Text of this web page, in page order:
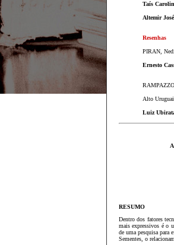
Taís
Altemir
Resenhas
PIRAN,
Ernesto
Alto
Luiz
RESUMO
Dentro dos fatores
mais expressivos é o
de uma pesquisa para
Sementes, o